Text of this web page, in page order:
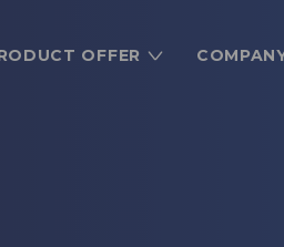
OFFER